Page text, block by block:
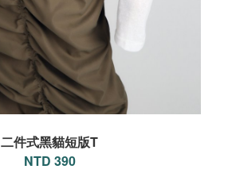
二件式黑貓短版T
NTD 390